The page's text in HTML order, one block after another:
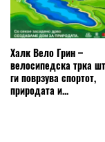
Халк Вело Грин –
велосипедска трка
ги поврзува спортот,
природата и...